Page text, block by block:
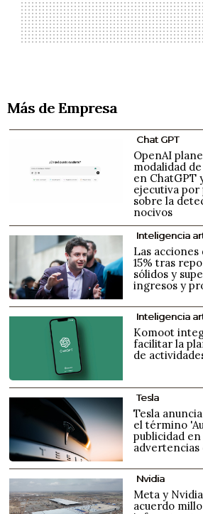
Más de Empresa
Chat GPT
OpenAI
modalidad
en ChatGPT
ejecutiva por
sobre la
nocivos
Inteligencia
Las acciones
15% tras
sólidos y
ingresos y
Inteligencia
Komoot
facilitar la
de
Tesla
Tesla
el término
publicidad
advertencias
Nvidia
Meta y
acuerdo